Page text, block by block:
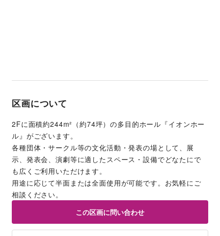
区画について
2Fに面積約244m²（約74坪）の多目的ホール『イオンホー
ル』がございます。
各種団体・サークル等の文化活動・発表の場として、展
示、発表会、演劇等に適したスペース・設備でどなたにで
も広くご利用いただけます。
用途に応じて半面または全面使用が可能です。お気軽にご
相談ください。
この区画に問い合わせ